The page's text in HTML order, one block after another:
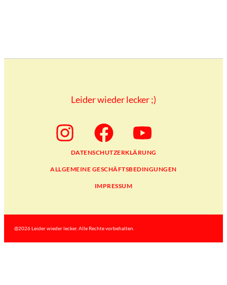
Leider wieder lecker ;)
DATENSCHUTZERKLÄRUNG
ALLGEMEINE GESCHÄFTSBEDINGUNGEN
IMPRESSUM
@2026 Leider wieder lecker. Alle Rechte vorbehalten.